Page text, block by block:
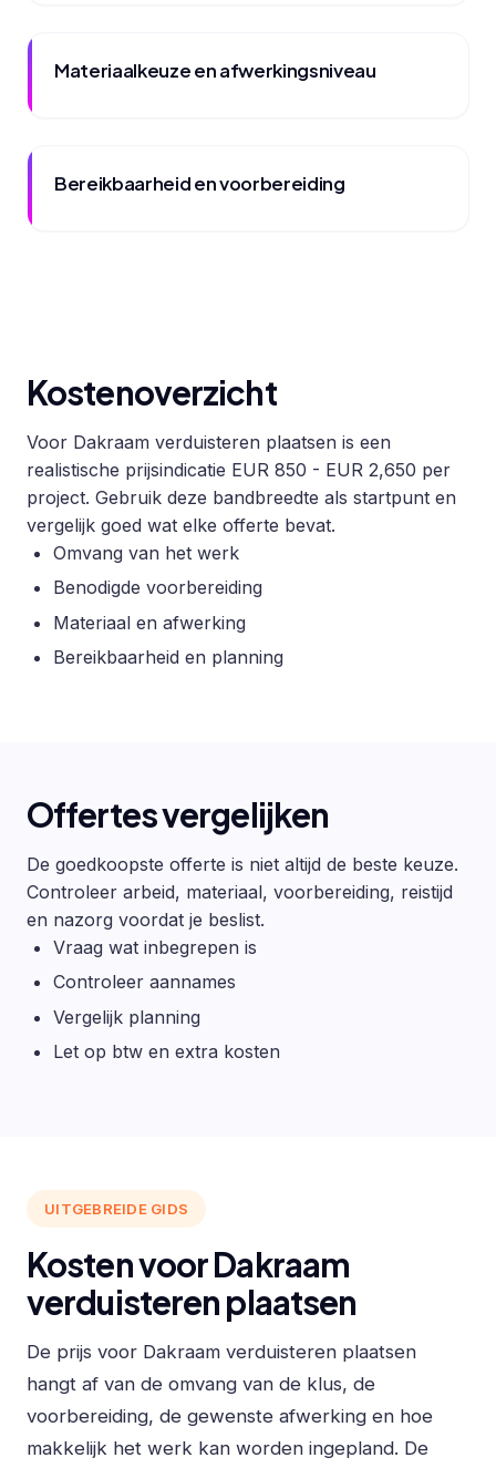
Materiaalkeuze en afwerkingsniveau
Bereikbaarheid en voorbereiding
Kostenoverzicht
Voor Dakraam verduisteren plaatsen is een
realistische prijsindicatie EUR 850 - EUR 2,650 per
project. Gebruik deze bandbreedte als startpunt en
vergelijk goed wat elke offerte bevat.
Omvang van het werk
Benodigde voorbereiding
Materiaal en afwerking
Bereikbaarheid en planning
Offertes vergelijken
De goedkoopste offerte is niet altijd de beste keuze.
Controleer arbeid, materiaal, voorbereiding, reistijd
en nazorg voordat je beslist.
Vraag wat inbegrepen is
Controleer aannames
Vergelijk planning
Let op btw en extra kosten
UITGEBREIDE GIDS
Kosten voor Dakraam
verduisteren plaatsen
De prijs voor Dakraam verduisteren plaatsen
hangt af van de omvang van de klus, de
voorbereiding, de gewenste afwerking en hoe
makkelijk het werk kan worden ingepland. De